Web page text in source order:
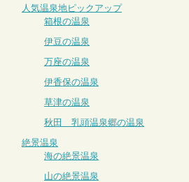
人気温泉地ピックアップ
箱根の温泉
伊豆の温泉
万座の温泉
伊香保の温泉
草津の温泉
秋田 乳頭温泉郷の温泉
絶景温泉
海の絶景温泉
山の絶景温泉